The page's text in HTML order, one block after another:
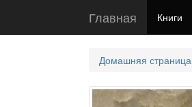
Главная Книги
Домашняя страница